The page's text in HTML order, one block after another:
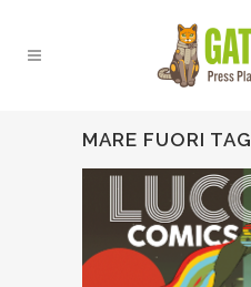
MARE FUORI TAG